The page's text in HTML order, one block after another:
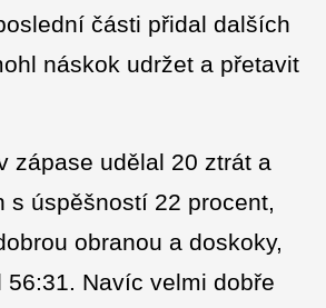
části přidal dalších
náskok udržet a přetavit
zápase udělal 20 ztrát a
s úspěšností 22 procent,
obranou a doskoky,
56:31. Navíc velmi dobře